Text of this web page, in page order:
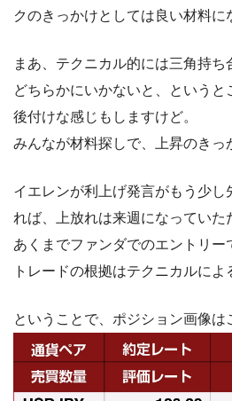
クのきっかけとしては良い材料に
まあ、テクニカル的には三角持ち
どちらかにいかないと、というと
後付けな感じもしますけど。
みんなが材料探しで、上昇のきっ
イエレンが利上げ発言がもう少し
れば、上放れは来週になっていた
あくまでファンダでのエントリ
トレードの根拠はテクニカルによ
ということで、ポジション画像は